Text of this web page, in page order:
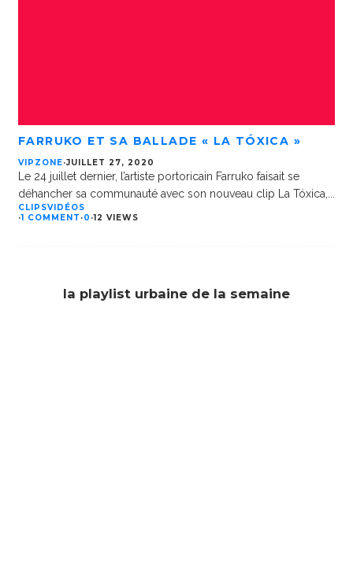
FARRUKO ET SA BALLADE « LA TÓXICA »
VIPZONE·JUILLET 27, 2020
Le 24 juillet dernier, l’artiste portoricain Farruko faisait se
déhancher sa communauté avec son nouveau clip La Tóxica,
CLIPSVIDÉOS
·1 COMMENT ·0 ·12 VIEWS
la playlist urbaine de la semaine